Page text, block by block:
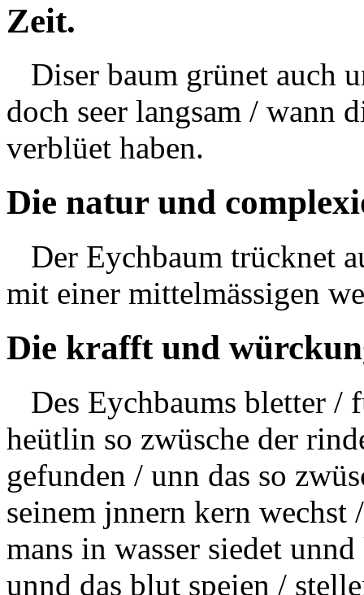
Zeit.
Diser baum grünet auch
doch seer langsam / wann
verblüet haben.
Die natur und
Der Eychbaum trücknet
mit einer mittelmässigen
Die krafft und
Des Eychbaums bletter /
heütlin so zwüsche der
gefunden / unn das so
seinem jnnern kern wechst
mans in wasser siedet
unnd das blut speien /